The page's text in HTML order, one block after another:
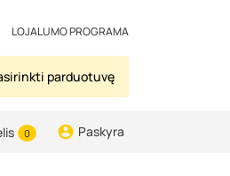
LOJALUMO PROGRAMA
parduotuvę
0 Paskyra